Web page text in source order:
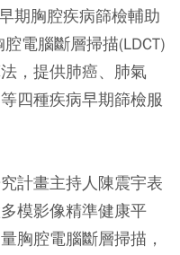
期胸腔疾病篩檢輔助
電腦斷層掃描(LDCT)
，提供肺癌、肺氣
四種疾病早期篩檢服
計畫主持人陳震宇表
模影像精準健康平
胸腔電腦斷層掃描，